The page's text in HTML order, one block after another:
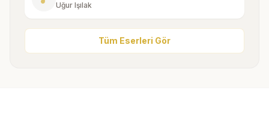
Uğur Işılak
Tüm Eserleri Gör